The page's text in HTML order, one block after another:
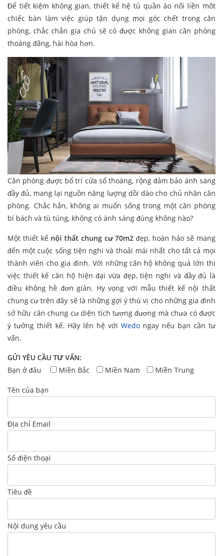
Để tiết kiệm không gian, thiết kế hệ tủ quần áo nối liền môt
chiếc bàn làm việc giúp tận dụng mọi góc chết trong căn
phòng, chắc chắn gia chủ sẽ có được không gian căn phòng
thoáng đãng, hài hòa hơn.
Căn phòng được bố trí cửa sổ thoáng, rộng đảm bảo ánh sáng
đầy đủ, mang lại nguồn năng lượng dồi dào cho chủ nhân căn
phòng. Chắc hẳn, không ai muốn sống trong một căn phòng
bí bách và tù túng, không có ánh sáng đúng không nào?
Một thiết kếnội thất chung cư 70m2đẹp, hoàn hảo sẽ mang
đến một cuộc sống tiện nghi và thoải mái nhất cho tất cả mọi
thành viên cho gia đình. Với những căn hộ không quá lớn thì
việc thiết kế căn hộ hiện đại vừa đẹp, tiện nghi và đầy đủ là
điều không hề đơn giản. Hy vọng với mẫu thiết kế nội thất
chung cư trên đây sẽ là những gợi ý thú vị cho những gia đình
sở hữu căn chung cư diện tích tương đương mà chưa có được
ý tưởng thiết kế. Hãy lên hệ với Wedo ngay nếu bạn cần tư
vấn.
GỬI YÊU CẦU TƯ VẤN:
Bạn ở đâu
Miền Bắc Miền Nam Miền Trung
Tên của bạn
Địa chỉ Email
Số điện thoại
Tiêu đề
Nội dung yêu cầu